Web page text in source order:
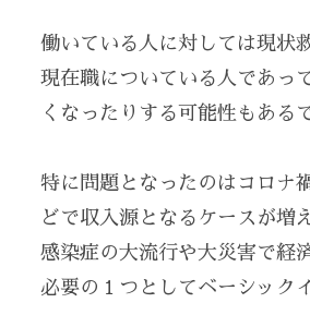
働いている人に対しては現状
現在職についている人であっ
くなったりする可能性もある
特に問題となったのはコロナ
どで収入源となるケースが増
感染症の大流行や大災害で経
必要の１つとしてベーシック